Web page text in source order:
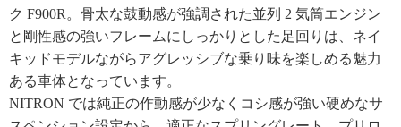
ク F900R。骨太な鼓動感が強調された並列 2 気筒エンジン
と剛性感の強いフレームにしっかりとした足回りは、ネイ
キッドモデルながらアグレッシブな乗り味を楽しめる魅力
ある車体となっています。
NITRON では純正の作動感が少なくコシ感が強い硬めなサ